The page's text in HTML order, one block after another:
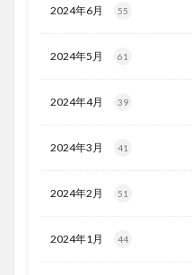
2024年6月 55
2024年5月 61
2024年4月 39
2024年3月 41
2024年2月 51
2024年1月 44